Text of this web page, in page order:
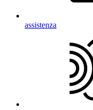
assistenza